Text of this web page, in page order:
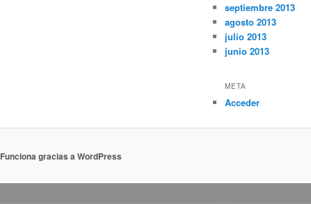
septiembre 2013
agosto 2013
julio 2013
junio 2013
META
Acceder
Funciona gracias a WordPress